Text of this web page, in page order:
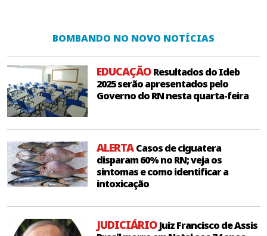
BOMBANDO NO NOVO NOTÍCIAS
EDUCAÇÃOResultados do Ideb
2025 serão apresentados pelo
Governo do RN nesta quarta-feira
ALERTACasos de ciguatera
disparam 60% no RN; veja os
sintomas e como identificar a
intoxicação
JUDICIÁRIOJuiz Francisco de Assis